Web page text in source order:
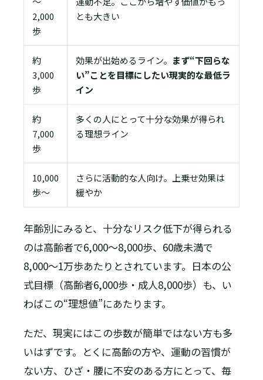
2,000
歩
とも大きい
約
3,000
歩
効果が出始めるライン。 まず“下回らな
い”ことを目標にしたい現実的な最低ラ
イン
約
7,000
歩
多くの人にとって十分な効果が得られ
る理想ライン
10,000
歩〜
さらに活動的な人向け。上乗せ効果は
緩やか
年齢別にみると、十分なリスク低下が得られる
のは高齢者で6,000〜8,000歩、60歳未満で
8,000〜1万歩あたりとされています。日本の公
式目標（高齢者6,000歩・成人8,000歩）も、い
わばこの“理想値”にあたります。
ただ、現実にはこの歩数が簡単ではない方も多
いはずです。とくに高齢の方や、運動の習慣が
ない方、ひざ・腰に不安のある方にとって、毎